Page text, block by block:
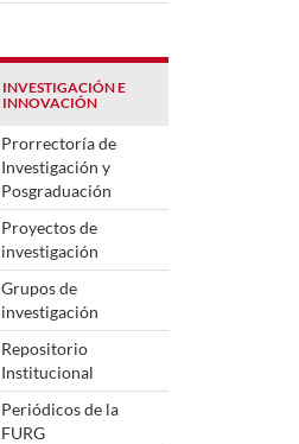
INVESTIGACIÓN E
INNOVACIÓN
Prorrectoría de
Investigación y
Posgraduación
Proyectos de
investigación
Grupos de
investigación
Repositorio
Institucional
Periódicos de la
FURG